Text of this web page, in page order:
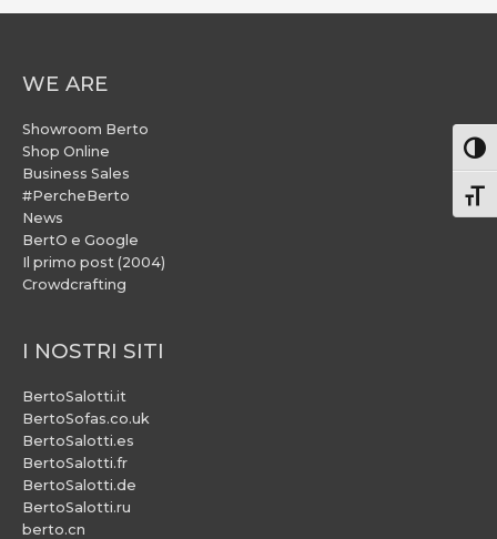
WE ARE
Showroom Berto
Shop Online
Business Sales
#PercheBerto
News
BertO e Google
Il primo post (2004)
Crowdcrafting
I NOSTRI SITI
BertoSalotti.it
BertoSofas.co.uk
BertoSalotti.es
BertoSalotti.fr
BertoSalotti.de
BertoSalotti.ru
berto.cn